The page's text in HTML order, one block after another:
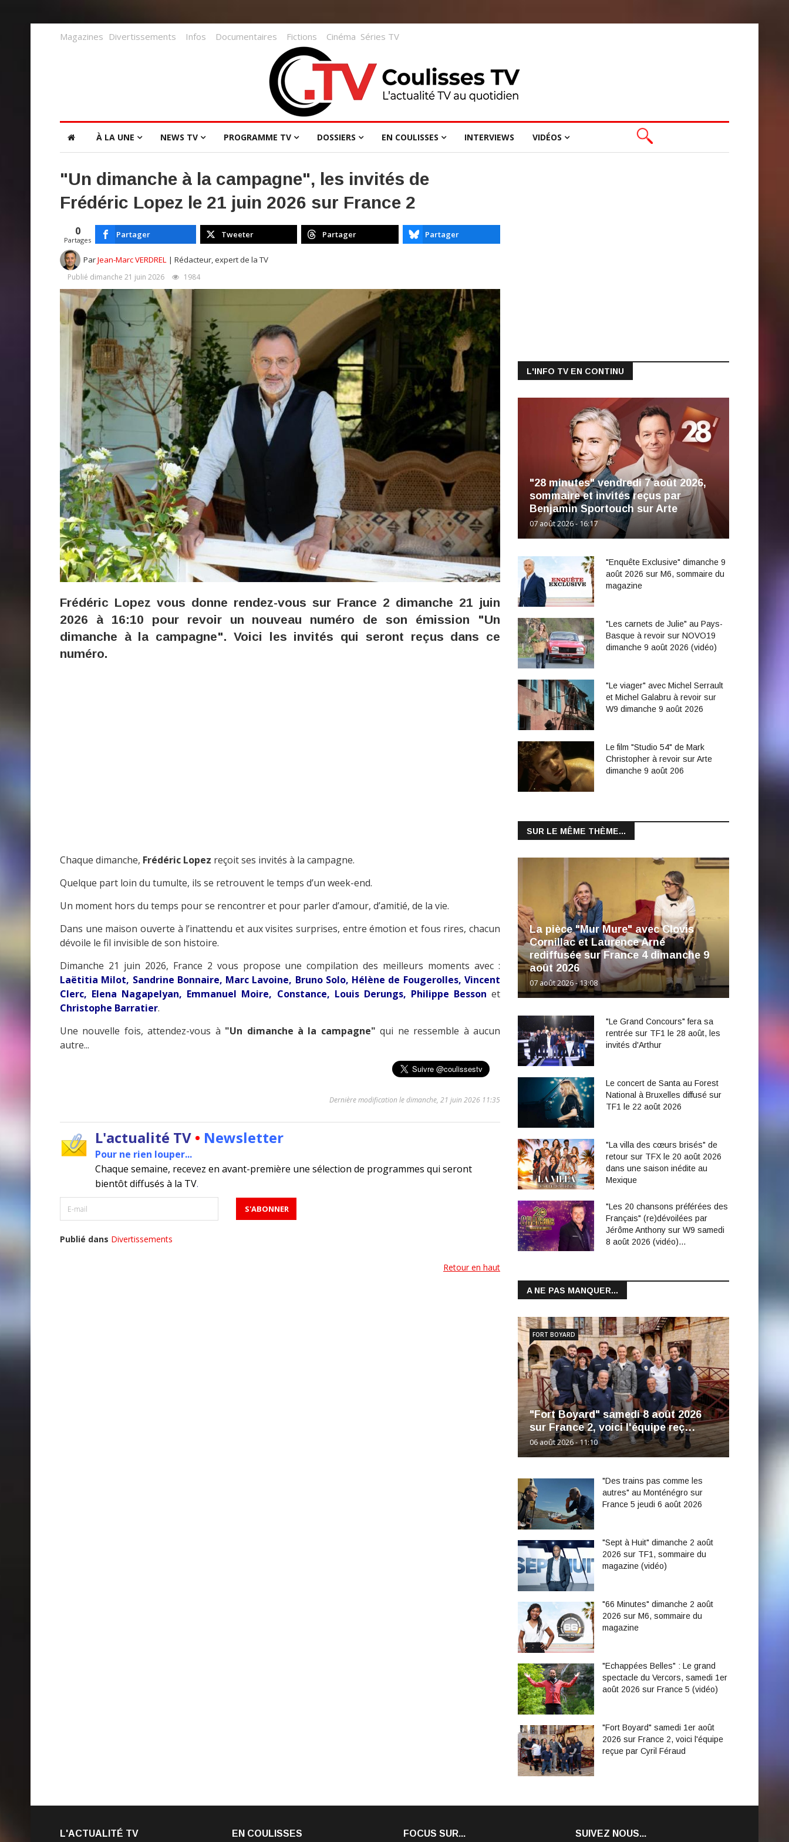
Magazines Divertissements Infos Documentaires Fictions Cinéma Séries TV
À LA UNE NEWS TV PROGRAMME TV DOSSIERS EN COULISSES INTERVIEWS VIDÉOS
"Un dimanche à la campagne", les invités de
Frédéric Lopez le 21 juin 2026 sur France 2
0
Partages
Partager Tweeter Partager Partager
ParJean-Marc VERDREL | Rédacteur, expert de la TV
Publié dimanche 21 juin 2026 1984
Frédéric Lopez vous donne rendez-vous sur France 2 dimanche 21 juin
2026 à 16:10 pour revoir un nouveau numéro de son émission "Un
dimanche à la campagne". Voici les invités qui seront reçus dans ce
numéro.
Chaque dimanche, Frédéric Lopez reçoit ses invités à la campagne.
Quelque part loin du tumulte, ils se retrouvent le temps d’un week-end.
Un moment hors du temps pour se rencontrer et pour parler d’amour, d’amitié, de la vie.
Dans une maison ouverte à l’inattendu et aux visites surprises, entre émotion et fous rires, chacun
dévoile le fil invisible de son histoire.
Dimanche 21 juin 2026, France 2 vous propose une compilation des meilleurs moments avec :
Laëtitia Milot, Sandrine Bonnaire, Marc Lavoine, Bruno Solo, Hélène de Fougerolles, Vincent
Clerc, Elena Nagapelyan, Emmanuel Moire, Constance, Louis Derungs, Philippe Besson et
Christophe Barratier.
Une nouvelle fois, attendez-vous à "Un dimanche à la campagne" qui ne ressemble à aucun
autre...
Dernière modification le dimanche, 21 juin 2026 11:35
L'actualité TV • Newsletter
Pour ne rien louper...
Chaque semaine, recevez en avant-première une sélection de programmes qui seront
bientôt diffusés à la TV.
Publié dans Divertissements
Retour en haut
L'INFO TV EN CONTINU
"28 minutes" vendredi 7 août 2026,
sommaire et invités reçus par
Benjamin Sportouch sur Arte
07 août 2026 - 16:17
"Enquête Exclusive" dimanche 9
août 2026 sur M6, sommaire du
magazine
"Les carnets de Julie" au Pays-
Basque à revoir sur NOVO19
dimanche 9 août 2026 (vidéo)
"Le viager" avec Michel Serrault
et Michel Galabru à revoir sur
W9 dimanche 9 août 2026
Le film "Studio 54" de Mark
Christopher à revoir sur Arte
dimanche 9 août 206
SUR LE MÊME THÈME...
La pièce "Mur Mure" avec Clovis
Cornillac et Laurence Arné
rediffusée sur France 4 dimanche 9
août 2026
07 août 2026 - 13:08
"Le Grand Concours" fera sa
rentrée sur TF1 le 28 août, les
invités d'Arthur
Le concert de Santa au Forest
National à Bruxelles diffusé sur
TF1 le 22 août 2026
"La villa des cœurs brisés" de
retour sur TFX le 20 août 2026
dans une saison inédite au
Mexique
"Les 20 chansons préférées des
Français" (re)dévoilées par
Jérôme Anthony sur W9 samedi
8 août 2026 (vidéo)…
A NE PAS MANQUER...
"Fort Boyard" samedi 8 août 2026
sur France 2, voici l'équipe reç…
06 août 2026 - 11:10
FORT BOYARD
"Des trains pas comme les
autres" au Monténégro sur
France 5 jeudi 6 août 2026
"Sept à Huit" dimanche 2 août
2026 sur TF1, sommaire du
magazine (vidéo)
"66 Minutes" dimanche 2 août
2026 sur M6, sommaire du
magazine
"Echappées Belles" : Le grand
spectacle du Vercors, samedi 1er
août 2026 sur France 5 (vidéo)
"Fort Boyard" samedi 1er août
2026 sur France 2, voici l'équipe
reçue par Cyril Féraud
L'ACTUALITÉ TV EN COULISSES FOCUS SUR... SUIVEZ NOUS...